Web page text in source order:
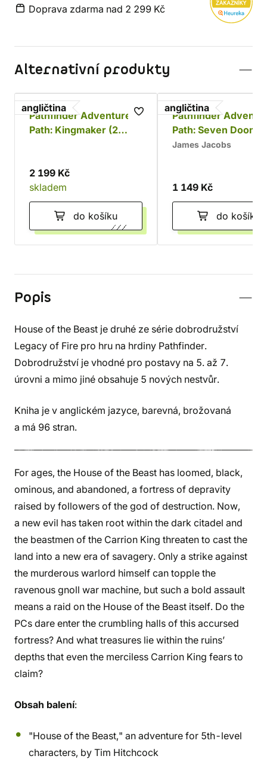
Doprava zdarma nad 2 299 Kč
Alternativní produkty
angličtina
Pathfinder Adventure
Path: Kingmaker (2
2 199 Kč
skladem
do košíku
angličtina
Pathfinder
Path: Seven Dooms
Sandpoint (2 edice)
James Jacobs
1 149 Kč
do košíku
Popis
House of the Beast je druhé ze série dobrodružství
Legacy of Fire pro hru na hrdiny Pathfinder.
Dobrodružství je vhodné pro postavy na 5. až 7.
úrovni a mimo jiné obsahuje 5 nových nestvůr.
Kniha je v anglickém jazyce, barevná, brožovaná
a má 96 stran.
For ages, the House of the Beast has loomed, black,
ominous, and abandoned, a fortress of depravity
raised by followers of the god of destruction. Now,
a new evil has taken root within the dark citadel and
the beastmen of the Carrion King threaten to cast the
land into a new era of savagery. Only a strike against
the murderous warlord himself can topple the
ravenous gnoll war machine, but such a bold assault
means a raid on the House of the Beast itself. Do the
PCs dare enter the crumbling halls of this accursed
fortress? And what treasures lie within the ruins’
depths that even the merciless Carrion King fears to
claim?
Obsah balení:
"House of the Beast," an adventure for 5th-level
characters, by Tim Hitchcock